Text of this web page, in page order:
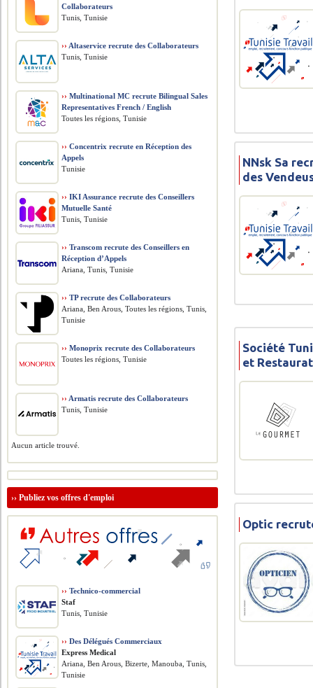
NNsk Sa
des
Société
et
Optic
Collaborateurs
Tunis, Tunisie
›› Altaservice recrute des Collaborateurs
Tunis, Tunisie
›› Multinational MC recrute Bilingual Sales
Representatives French / English
Toutes les régions, Tunisie
›› Concentrix recrute en Réception des
Appels
Tunisie
›› IKI Assurance recrute des Conseillers
Mutuelle Santé
Tunis, Tunisie
›› Transcom recrute des Conseillers en
Réception d’Appels
Ariana, Tunis, Tunisie
›› TP recrute des Collaborateurs
Ariana, Ben Arous, Toutes les régions, Tunis,
Tunisie
›› Monoprix recrute des Collaborateurs
Toutes les régions, Tunisie
›› Armatis recrute des Collaborateurs
Tunis, Tunisie
Aucun article trouvé.
››Publiez vos offres d'emploi
›› Technico-commercial
Staf
Tunis, Tunisie
›› Des Délégués Commerciaux
Express Medical
Ariana, Ben Arous, Bizerte, Manouba, Tunis,
Tunisie